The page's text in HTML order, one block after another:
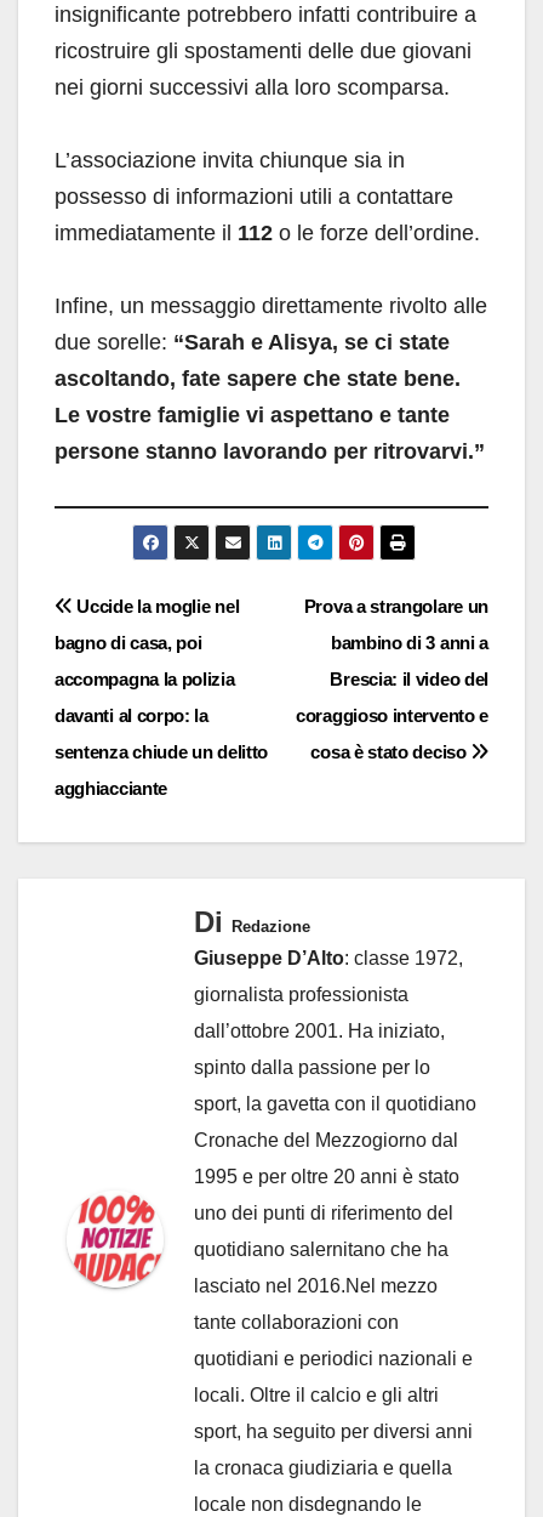
insignificante potrebbero infatti contribuire a
ricostruire gli spostamenti delle due giovani
nei giorni successivi alla loro scomparsa.
L’associazione invita chiunque sia in
possesso di informazioni utili a contattare
immediatamente il 112 o le forze dell’ordine.
Infine, un messaggio direttamente rivolto alle
due sorelle: “Sarah e Alisya, se ci state
ascoltando, fate sapere che state bene.
Le vostre famiglie vi aspettano e tante
persone stanno lavorando per ritrovarvi.”
Navigazione
articoli
Prova a strangolare un
bambino di 3 anni a
Brescia: il video del
coraggioso intervento e
cosa è stato deciso
Uccide la moglie nel
bagno di casa, poi
accompagna la polizia
davanti al corpo: la
sentenza chiude un delitto
agghiacciante
Di Redazione
Giuseppe D’Alto: classe 1972,
giornalista professionista
dall’ottobre 2001. Ha iniziato,
spinto dalla passione per lo
sport, la gavetta con il quotidiano
Cronache del Mezzogiorno dal
1995 e per oltre 20 anni è stato
uno dei punti di riferimento del
quotidiano salernitano che ha
lasciato nel 2016.Nel mezzo
tante collaborazioni con
quotidiani e periodici nazionali e
locali. Oltre il calcio e gli altri
sport, ha seguito per diversi anni
la cronaca giudiziaria e quella
locale non disdegnando le